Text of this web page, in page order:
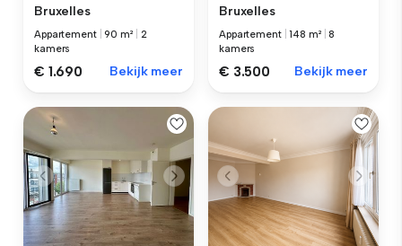
Bruxelles
Appartement |90 m²
2
kamers
€ 1.690 Bekijk meer
Bruxelles
Appartement |148 m² |8
kamers
€ 3.500 Bekijk meer